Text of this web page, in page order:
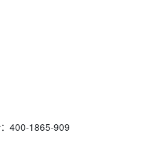
400-1865-909